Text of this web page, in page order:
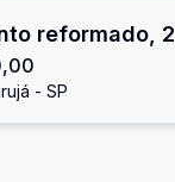
reformado,
- SP